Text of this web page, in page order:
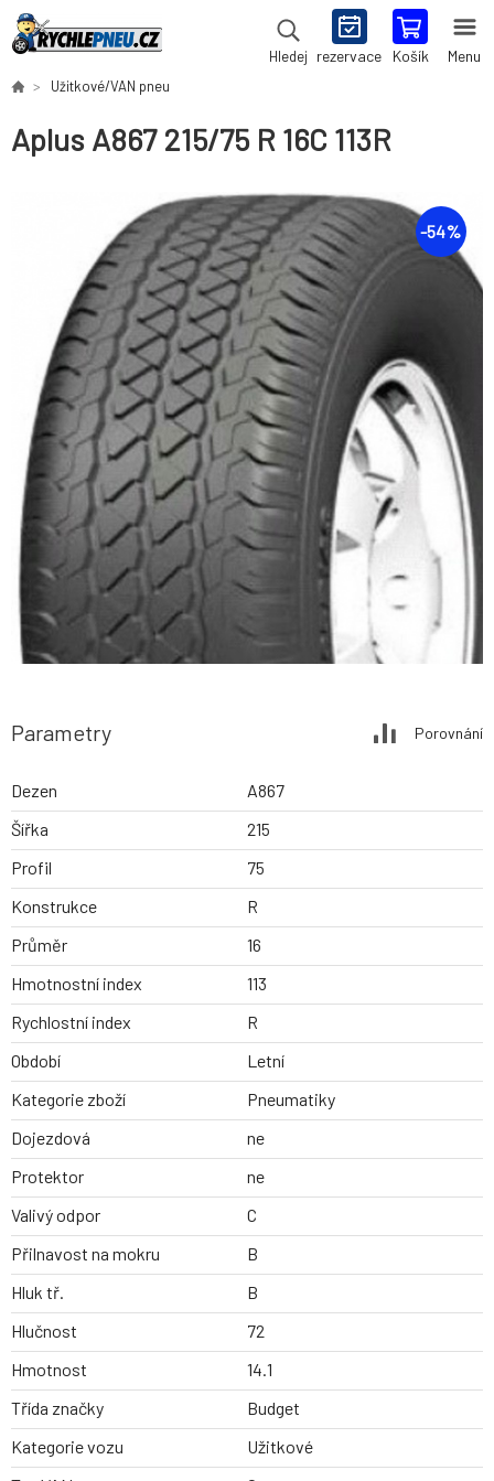
Hledej rezervace Košík Menu
Užitkové/VAN pneu
Aplus A867 215/75 R 16C 113R
-54%
Parametry Porovnání
Dezen
A867
Šířka
215
Profil
75
Konstrukce
R
Průměr
16
Hmotnostní index
113
Rychlostní index
R
Období
Letní
Kategorie zboží
Pneumatiky
Dojezdová
ne
Protektor
ne
Valivý odpor
C
Přilnavost na mokru
B
Hluk tř.
B
Hlučnost
72
Hmotnost
14.1
Třída značky
Budget
Kategorie vozu
Užitkové